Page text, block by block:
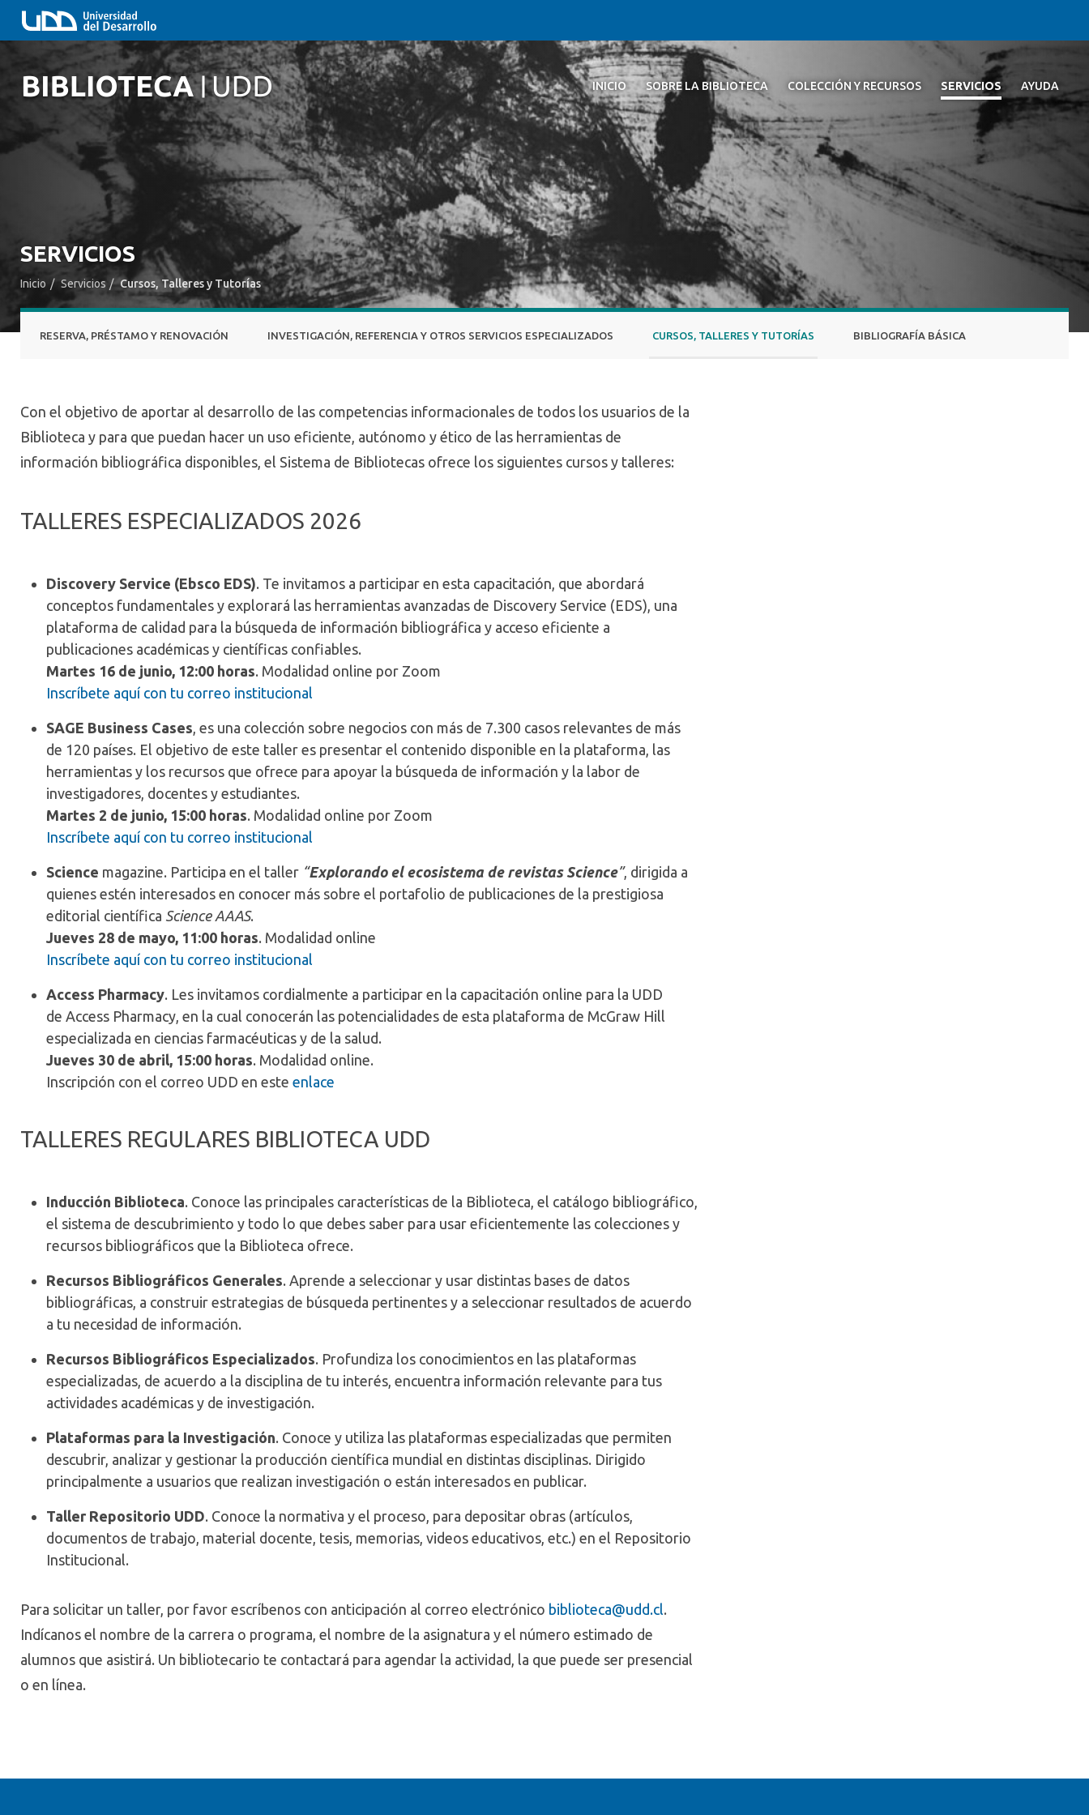
INICIO SOBRE LA BIBLIOTECA COLECCIÓN Y RECURSOS SERVICIOS AYUDA
SERVICIOS
Inicio / Servicios / Cursos, Talleres y Tutorías
RESERVA, PRÉSTAMO Y RENOVACIÓN INVESTIGACIÓN, REFERENCIA Y OTROS SERVICIOS ESPECIALIZADOS CURSOS, TALLERES Y TUTORÍAS BIBLIOGRAFÍA BÁSICA
Con el objetivo de aportar al desarrollo de las competencias informacionales de todos los usuarios de la
Biblioteca y para que puedan hacer un uso eficiente, autónomo y ético de las herramientas de
información bibliográfica disponibles, el Sistema de Bibliotecas ofrece los siguientes cursos y talleres:
TALLERES ESPECIALIZADOS 2026
Discovery Service (Ebsco EDS). Te invitamos a participar en esta capacitación, que abordará
conceptos fundamentales y explorará las herramientas avanzadas de Discovery Service (EDS), una
plataforma de calidad para la búsqueda de información bibliográfica y acceso eficiente a
publicaciones académicas y científicas confiables.
Martes 16 de junio, 12:00 horas. Modalidad online por Zoom
Inscríbete aquí con tu correo institucional
SAGE Business Cases, es una colección sobre negocios con más de 7.300 casos relevantes de más
de 120 países. El objetivo de este taller es presentar el contenido disponible en la plataforma, las
herramientas y los recursos que ofrece para apoyar la búsqueda de información y la labor de
investigadores, docentes y estudiantes.
Martes 2 de junio, 15:00 horas. Modalidad online por Zoom
Inscríbete aquí con tu correo institucional
Science magazine. Participa en el taller “Explorando el ecosistema de revistas Science”, dirigida a
quienes estén interesados en conocer más sobre el portafolio de publicaciones de la prestigiosa
editorial científica Science AAAS.
Jueves 28 de mayo, 11:00 horas. Modalidad online
Inscríbete aquí con tu correo institucional
Access Pharmacy. Les invitamos cordialmente a participar en la capacitación online para la UDD
de Access Pharmacy, en la cual conocerán las potencialidades de esta plataforma de McGraw Hill
especializada en ciencias farmacéuticas y de la salud.
Jueves 30 de abril, 15:00 horas. Modalidad online.
Inscripción con el correo UDD en este enlace
TALLERES REGULARES BIBLIOTECA UDD
Inducción Biblioteca. Conoce las principales características de la Biblioteca, el catálogo bibliográfico,
el sistema de descubrimiento y todo lo que debes saber para usar eficientemente las colecciones y
recursos bibliográficos que la Biblioteca ofrece.
Recursos Bibliográficos Generales. Aprende a seleccionar y usar distintas bases de datos
bibliográficas, a construir estrategias de búsqueda pertinentes y a seleccionar resultados de acuerdo
a tu necesidad de información.
Recursos Bibliográficos Especializados. Profundiza los conocimientos en las plataformas
especializadas, de acuerdo a la disciplina de tu interés, encuentra información relevante para tus
actividades académicas y de investigación.
Plataformas para la Investigación. Conoce y utiliza las plataformas especializadas que permiten
descubrir, analizar y gestionar la producción científica mundial en distintas disciplinas. Dirigido
principalmente a usuarios que realizan investigación o están interesados en publicar.
Taller Repositorio UDD. Conoce la normativa y el proceso, para depositar obras (artículos,
documentos de trabajo, material docente, tesis, memorias, videos educativos, etc.) en el Repositorio
Institucional.
Para solicitar un taller, por favor escríbenos con anticipación al correo electrónico biblioteca@udd.cl.
Indícanos el nombre de la carrera o programa, el nombre de la asignatura y el número estimado de
alumnos que asistirá. Un bibliotecario te contactará para agendar la actividad, la que puede ser presencial
o en línea.